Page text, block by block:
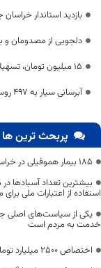
بازدید استاندار
دلجویی از مصدومان و
۱۵ میلیون تومان، تسهیلات کمک ودیعه مسکن در خراسان جنوبی
آبرسانی سیار به ۴۹۷ روستا در خراسان جنوبی تابستان امسال
پربحث ترین ها
۱۸۵ بیمار هموفیلی در خراسان جنوبی تحت پوشش خدمات بیمه سلامت قرار دارند
بیشترین تعداد آسبادها
استفاده از اعتبارات ملی
یکی از سیاست‌های اصلی
خدمت به مردم است
اختصاص 2500 میلیارد تومان برای توسعه راه‌های دوبانده خراسان جنوبی